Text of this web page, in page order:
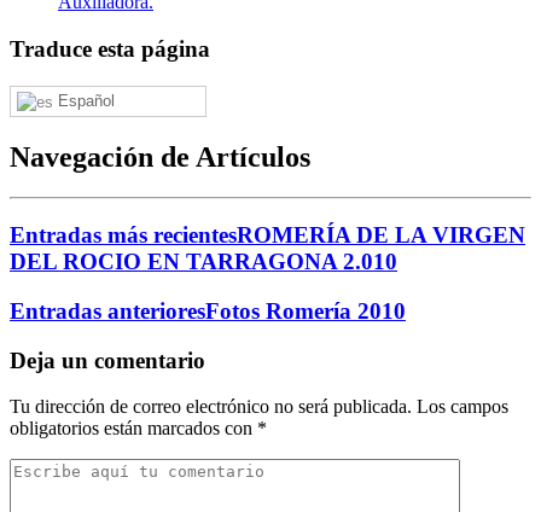
Traduce esta página
Español
Navegación de Artículos
Entradas más recientesROMERÍA DE LA VIRGEN
DEL ROCIO EN TARRAGONA 2.010
Entradas anterioresFotos Romería 2010
Deja un comentario
Tu dirección de correo electrónico no será publicada. Los campos
obligatorios están marcados con *